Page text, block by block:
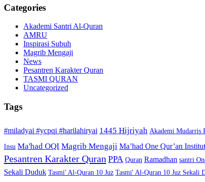
Categories
Akademi Santri Al-Quran
AMRU
Inspirasi Subuh
Magrib Mengaji
News
Pesantren Karakter Quran
TASMI QURAN
Uncategorized
Tags
#miladyai #ycpqi #harilahiryai 1445 Hijriyah Akademi Mudarris
Insu Ma'had OQI Magrib Mengaji Ma’had One Qur’an
Pesantren Karakter Quran PPA Quran Ramadhan santri
Sekali Duduk Tasmi' Al-Quran 10 Juz Tasmi' Al-Quran 10 Juz Sekali